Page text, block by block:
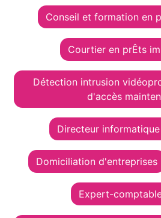
Conseil et formation en
Courtier en prÊts
Détection intrusion
d'accès
Directeur
Domiciliation d'entreprises
Expert-